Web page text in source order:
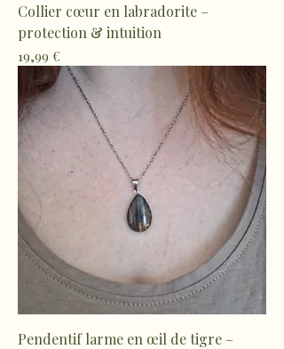
Collier cœur en labradorite –
protection & intuition
Prix
19,99 €
Pendentif larme en œil de tigre –